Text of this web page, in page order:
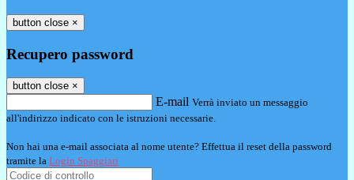
button close ×
Recupero password
button close ×
E-mail Verrà inviato un messaggio
all'indirizzo indicato con le istruzioni necessarie.
Non hai una e-mail associata al nome utente? Effettua il reset della password
tramite la Login Spaggiari